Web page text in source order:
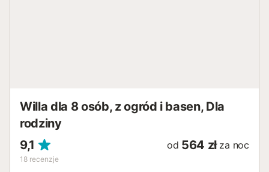
Willa dla 8 osób, z ogród i basen, Dla
rodziny
9,1
18 recenzje
od 564 zł za noc